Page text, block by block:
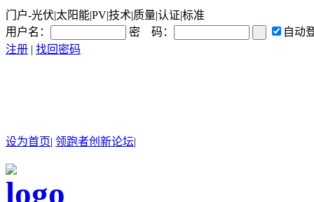
门户-光伏|太阳能|PV|技术|质量|认证|标准
用户名：
密 码：
自动
注册 | 找回密码
设为首页| 领跑者创新论坛|